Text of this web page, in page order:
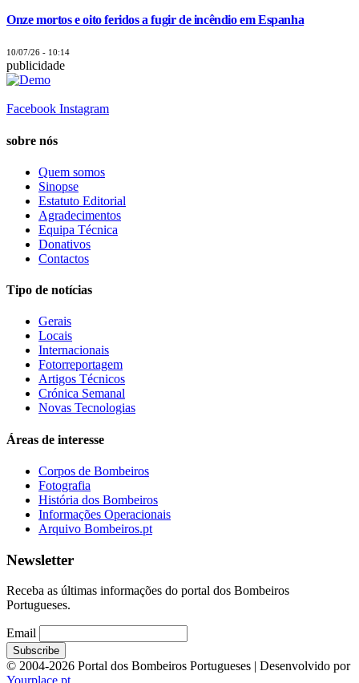
Onze mortos e oito feridos a fugir de incêndio em Espanha
10/07/26 - 10:14
publicidade
Facebook Instagram
sobre nós
Quem somos
Sinopse
Estatuto Editorial
Agradecimentos
Equipa Técnica
Donativos
Contactos
Tipo de notícias
Gerais
Locais
Internacionais
Fotorreportagem
Artigos Técnicos
Crónica Semanal
Novas Tecnologias
Áreas de interesse
Corpos de Bombeiros
Fotografia
História dos Bombeiros
Informações Operacionais
Arquivo Bombeiros.pt
Newsletter
Receba as últimas informações do portal dos Bombeiros
Portugueses.
Email
© 2004-2026 Portal dos Bombeiros Portugueses | Desenvolvido por